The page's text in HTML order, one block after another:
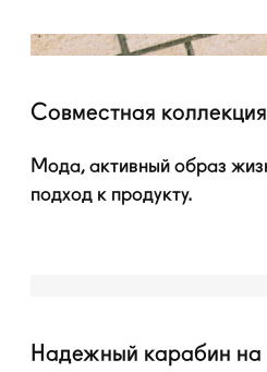
Совместная
Мода, активный образ
подход к продукту.
Надежный карабин на